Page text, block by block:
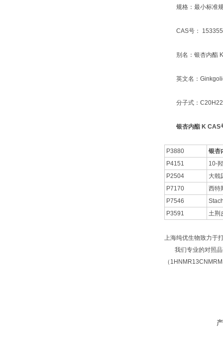
规格：最小标准规
CAS号：
别名：银杏内酯 K
英文名：
分子式：
银杏内酯 K
P3880
银杏
P4151
10-
P2504
大戟
P7170
西特
P7546
P3591
土荆
上海纯优生物致力于
我们专业的对照品
（